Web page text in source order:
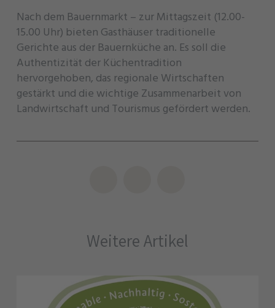
Nach dem Bauernmarkt – zur Mittagszeit (12.00-
15.00 Uhr) bieten Gasthäuser traditionelle
Gerichte aus der Bauernküche an. Es soll die
Authentizität der Küchentradition
hervorgehoben, das regionale Wirtschaften
gestärkt und die wichtige Zusammenarbeit von
Landwirtschaft und Tourismus gefördert werden.
Weitere Artikel